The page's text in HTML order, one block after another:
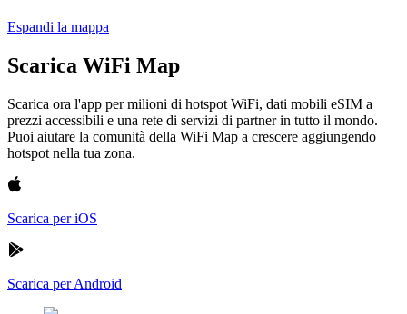
Espandi la mappa
Scarica WiFi Map
Scarica ora l'app per milioni di hotspot WiFi, dati mobili eSIM a
prezzi accessibili e una rete di servizi di partner in tutto il mondo.
Puoi aiutare la comunità della WiFi Map a crescere aggiungendo
hotspot nella tua zona.
Scarica per iOS
Scarica per Android